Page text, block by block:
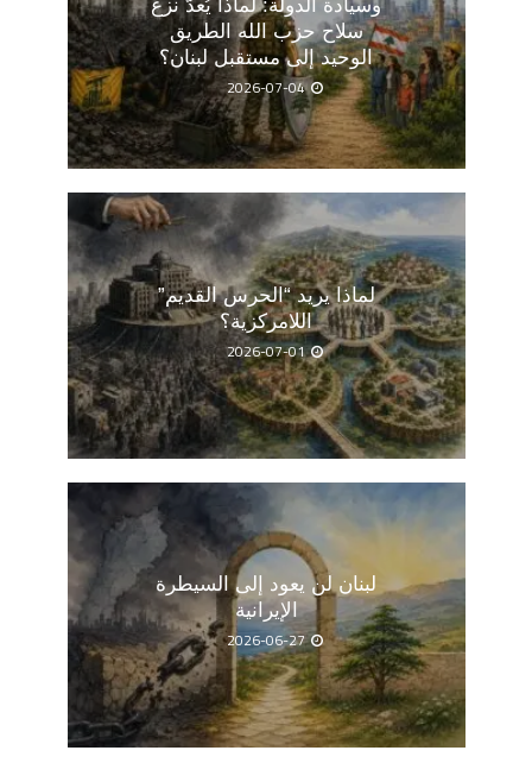
وسيادة الدولة: لماذا يُعدّ نزع
سلاح حزب الله الطريق
الوحيد إلى مستقبل لبنان؟
2026-07-04
لماذا يريد “الحرس القديم”
اللامركزية؟
2026-07-01
لبنان لن يعود إلى السيطرة
الإيرانية
2026-06-27